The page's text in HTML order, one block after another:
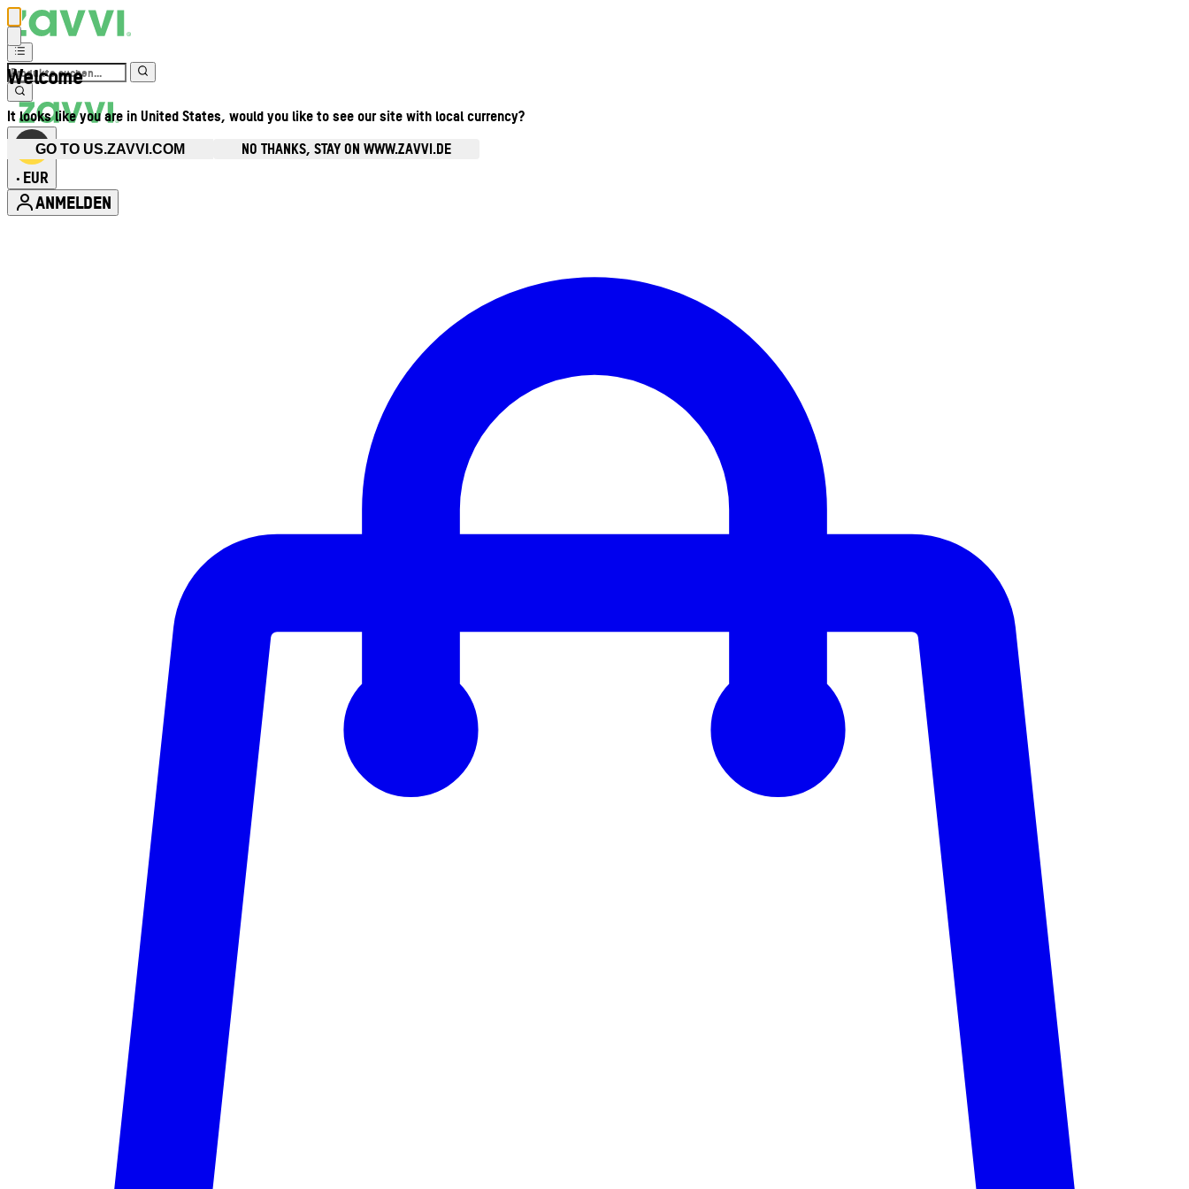
Welcome
It looks like you are in United States, would you like to see our site with local currency?
GO TO US.ZAVVI.COM NO THANKS, STAY ON WWW.ZAVVI.DE
• EUR
ANMELDEN